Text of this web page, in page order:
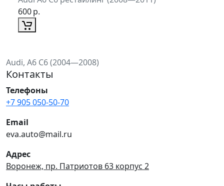
600р.
Audi, A6 C6 (2004—2008)
Контакты
Телефоны
+7 905 050-50-70
Email
eva.auto@mail.ru
Адрес
Воронеж, пр. Патриотов 63 корпус 2